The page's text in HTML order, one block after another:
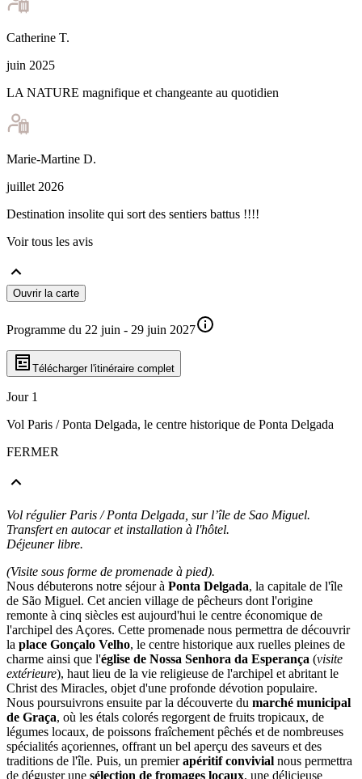
Catherine T.
juin 2025
LA NATURE magnifique et changeante au quotidien
Marie-Martine D.
juillet 2026
Destination insolite qui sort des sentiers battus !!!!
Voir tous les avis
Ouvrir la carte
Programme du 22 juin - 29 juin 2027
Télécharger l'itinéraire complet
Jour 1
Vol Paris / Ponta Delgada, le centre historique de Ponta Delgada
FERMER
Vol régulier Paris / Ponta Delgada, sur l’île de Sao Miguel.
Transfert en autocar et installation à l'hôtel.
Déjeuner libre.
(Visite sous forme de promenade à pied).
Nous débuterons notre séjour à Ponta Delgada, la capitale de l'île
de São Miguel. Cet ancien village de pêcheurs dont l'origine
remonte à cinq siècles est aujourd'hui le centre économique de
l'archipel des Açores. Cette promenade nous permettra de découvrir
la place Gonçalo Velho, le centre historique aux ruelles pleines de
charme ainsi que l'église de Nossa Senhora da Esperança (visite
extérieure), haut lieu de la vie religieuse de l'archipel et abritant le
Christ des Miracles, objet d'une profonde dévotion populaire.
Nous poursuivrons ensuite par la découverte du marché municipal
de Graça, où les étals colorés regorgent de fruits tropicaux, de
légumes locaux, de poissons fraîchement pêchés et de nombreuses
spécialités açoriennes, offrant un bel aperçu des saveurs et des
traditions de l'île. Puis, un premierapéritif convivial nous permettra
de déguster une sélection de fromages locaux, une délicieuse